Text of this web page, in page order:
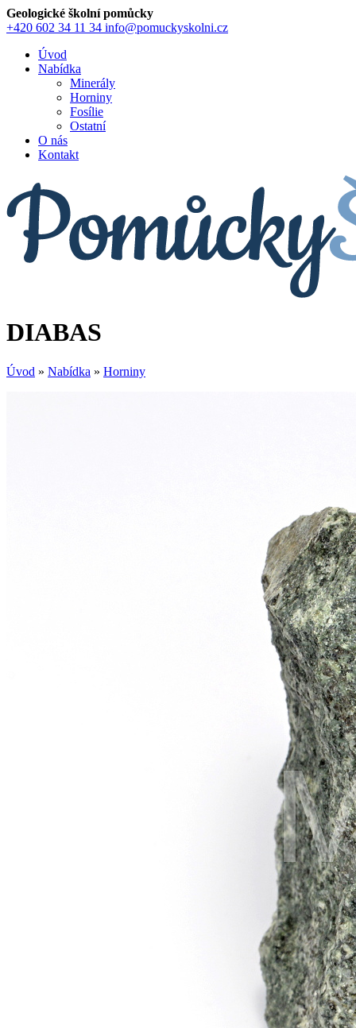
Geologické školní pomůcky
+420 602 34 11 34 info@pomuckyskolni.cz
Úvod
Nabídka
Minerály
Horniny
Fosílie
Ostatní
O nás
Kontakt
DIABAS
Úvod » Nabídka » Horniny